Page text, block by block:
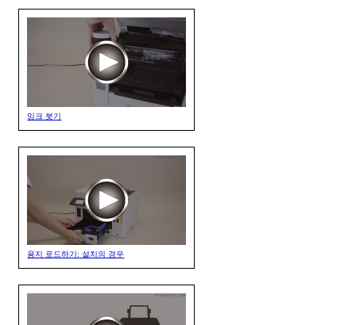
잉크 붓기
용지 로드하기: 설치의 경우